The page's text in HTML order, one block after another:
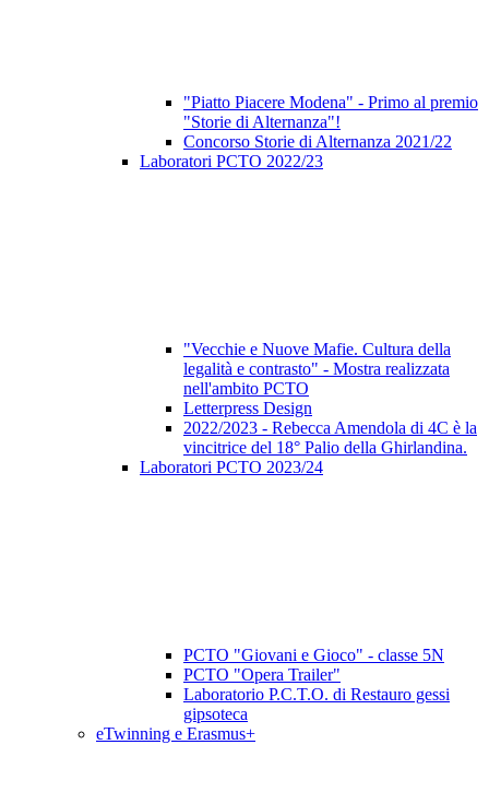
"Piatto Piacere Modena" - Primo al premio
"Storie di Alternanza"!
Concorso Storie di Alternanza 2021/22
Laboratori PCTO 2022/23
"Vecchie e Nuove Mafie. Cultura della
legalità e contrasto" - Mostra realizzata
nell'ambito PCTO
Letterpress Design
2022/2023 - Rebecca Amendola di 4C è la
vincitrice del 18° Palio della Ghirlandina.
Laboratori PCTO 2023/24
PCTO "Giovani e Gioco" - classe 5N
PCTO "Opera Trailer"
Laboratorio P.C.T.O. di Restauro gessi
gipsoteca
eTwinning e Erasmus+